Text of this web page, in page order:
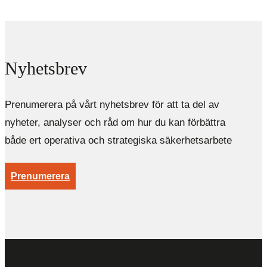
Nyhetsbrev
Prenumerera på vårt nyhetsbrev för att ta del av
nyheter, analyser och råd om hur du kan förbättra
både ert operativa och strategiska säkerhetsarbete
Prenumerera